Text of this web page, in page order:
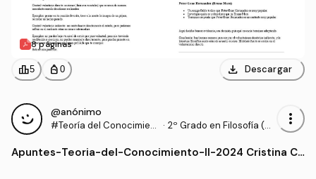
8 páginas
leaderboard5 personal_bag 0 download Descargar
@anónimo
#Teoría del Conocimient
· 2º Grado en Filosofía (U
more_vert
Apuntes-Teoria-del-Conocimiento-II-2024 Cristina Ca